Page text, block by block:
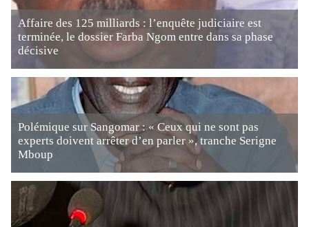
Affaire des 125 milliards : l’enquête judiciaire est
terminée, le dossier Farba Ngom entre dans sa phase
décisive
Polémique sur Sangomar : « Ceux qui ne sont pas
experts doivent arrêter d’en parler », tranche Serigne
Mboup